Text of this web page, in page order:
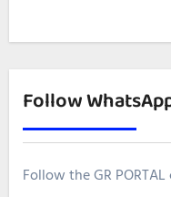
Follow
Follow the GR